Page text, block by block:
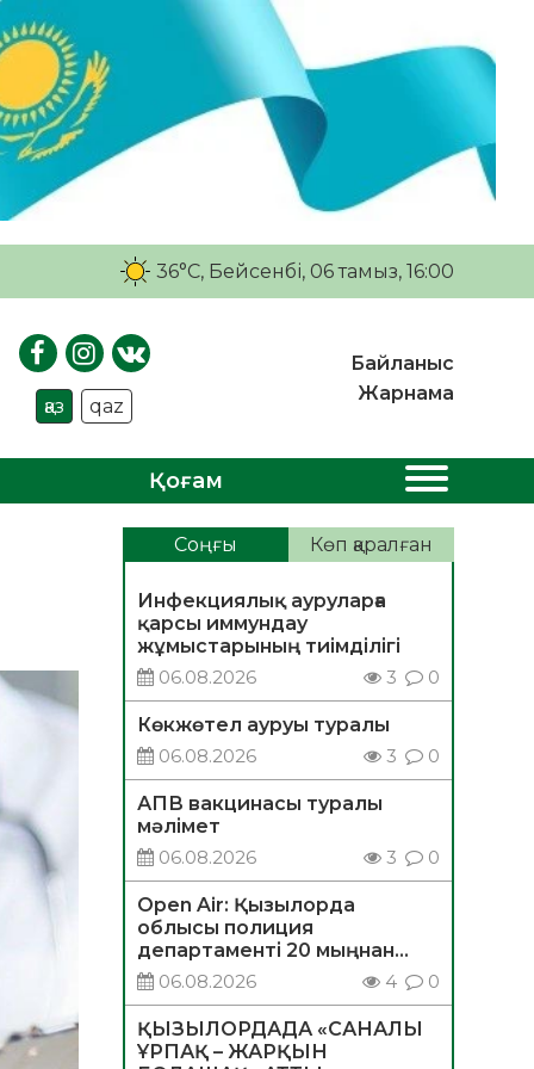
36°C, Бейсенбі, 06 тамыз, 16:00
қаз qaz
Байланыс
Жарнама
Қоғам
Соңғы Көп қаралған
Инфекциялық ауруларға
қарсы иммундау
жұмыстарының тиімділігі
06.08.2026
3 0
Көкжөтел ауруы туралы
06.08.2026
3 0
АПВ вакцинасы туралы
мәлімет
06.08.2026
3 0
Open Air: Қызылорда
облысы полиция
департаменті 20 мыңнан
астам көрерменнің
қауіпсіздігін қамтамасыз етті
06.08.2026 4 0
ҚЫЗЫЛОРДАДА «САНАЛЫ
ҰРПАҚ – ЖАРҚЫН